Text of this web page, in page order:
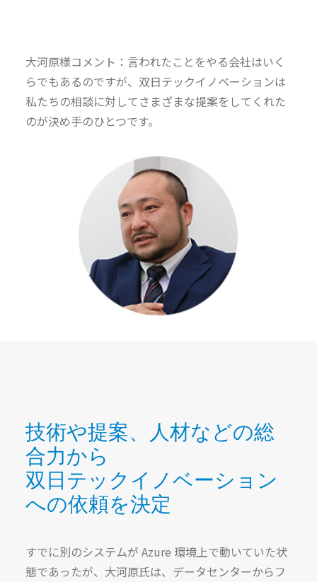
大河原様コメント：言われたことをやる会社はいく
らでもあるのですが、双日テックイノベーションは
私たちの相談に対してさまざまな提案をしてくれた
のが決め手のひとつです。
技術や提案、人材などの総
合力から
双日テックイノベーション
への依頼を決定
すでに別のシステムが Azure 環境上で動いていた状
態であったが、大河原氏は、データセンターからフ